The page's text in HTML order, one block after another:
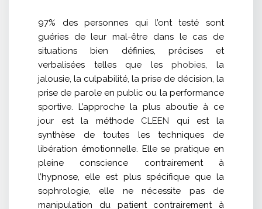
97% des personnes qui l’ont testé sont
guéries de leur mal-être dans le cas de
situations bien définies, précises et
verbalisées telles que lesphobies , la
jalousie, la culpabilité, la prise de décision, la
prise de parole en public ou la performance
sportive. L’approche la plus aboutie à ce
jour est la méthode CLEEN qui est la
synthèse de toutes les techniques de
libération émotionnelle. Elle se pratique en
pleine conscience contrairement à
l’hypnose, elle est plus spécifique que la
sophrologie, elle ne nécessite pas de
manipulation du patient contrairement à